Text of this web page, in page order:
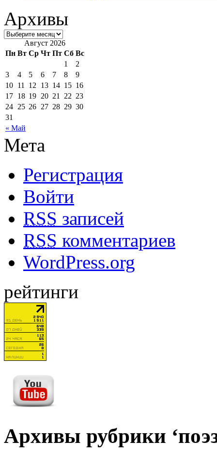
Архивы
Август 2026
Пн Вт Ср Чт Пт Сб Вс
« Май
1
2
3
4 5 6 7 8
9
10 11 12 13 14 15 16
17 18 19 20 21 22 23
24 25 26 27 28 29 30
31
Мета
Регистрация
Войти
RSS записей
RSS комментариев
WordPress.org
рейтинги
Архивы рубрики